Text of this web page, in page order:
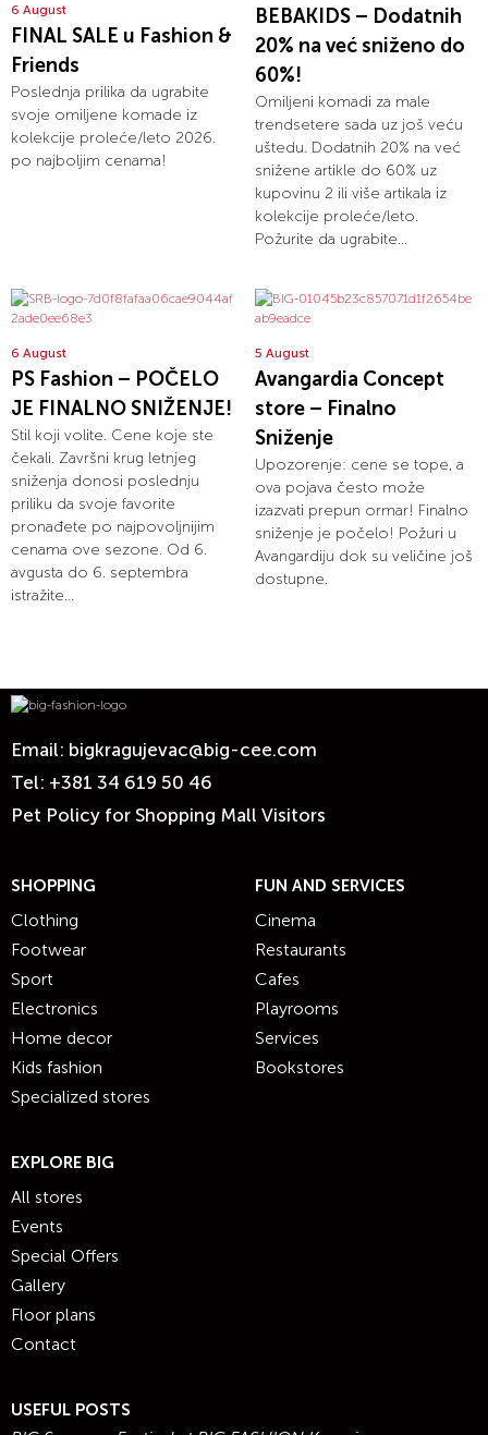
6 August
FINAL SALE u Fashion &
Friends
Poslednja prilika da ugrabite
svoje omiljene komade iz
kolekcije proleće/leto 2026.
po najboljim cenama!
BEBAKIDS – Dodatnih
20% na već sniženo do
60%!
Omiljeni komadi za male
trendsetere sada uz još veću
uštedu. Dodatnih 20% na već
snižene artikle do 60% uz
kupovinu 2 ili više artikala iz
kolekcije proleće/leto.
Požurite da ugrabite...
6 August
PS Fashion – POČELO
JE FINALNO SNIŽENJE!
Stil koji volite. Cene koje ste
čekali. Završni krug letnjeg
sniženja donosi poslednju
priliku da svoje favorite
pronađete po najpovoljnijim
cenama ove sezone. Od 6.
avgusta do 6. septembra
istražite...
5 August
Avangardia Concept
store – Finalno
Sniženje
Upozorenje: cene se tope, a
ova pojava često može
izazvati prepun ormar! Finalno
sniženje je počelo! Požuri u
Avangardiju dok su veličine još
dostupne.
Email: bigkragujevac@big-cee.com
Tel: +381 34 619 50 46
Pet Policy for Shopping Mall Visitors
SHOPPING
Clothing
Footwear
Sport
Electronics
Home decor
Kids fashion
Specialized stores
FUN AND SERVICES
Cinema
Restaurants
Cafes
Playrooms
Services
Bookstores
EXPLORE BIG
All stores
Events
Special Offers
Gallery
Floor plans
Contact
USEFUL POSTS